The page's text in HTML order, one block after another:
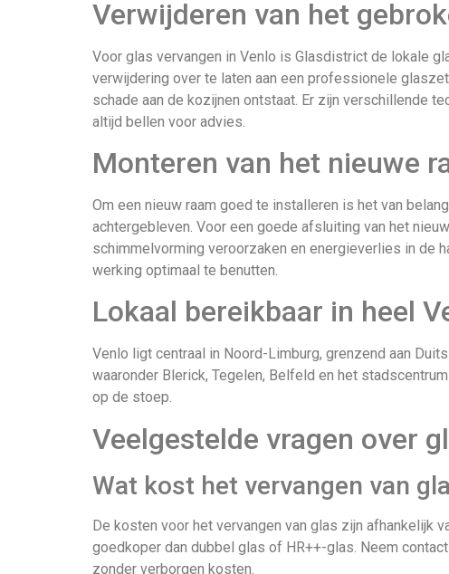
Verwijderen van het
Voor glas vervangen in Venlo is Glasdistrict de lokale
verwijdering over te laten aan een professionele
schade aan de kozijnen ontstaat. Er zijn verschillende
altijd bellen voor advies.
Monteren van het nieuwe
Om een nieuw raam goed te installeren is het van
achtergebleven. Voor een goede afsluiting van het
schimmelvorming veroorzaken en energieverlies in de
werking optimaal te benutten.
Lokaal bereikbaar in heel
Venlo ligt centraal in Noord-Limburg, grenzend aan
waaronder Blerick, Tegelen, Belfeld en het
op de stoep.
Veelgestelde vragen over
Wat kost het vervangen van
De kosten voor het vervangen van glas zijn afhankelijk
goedkoper dan dubbel glas of HR++-glas. Neem
zonder verborgen kosten.